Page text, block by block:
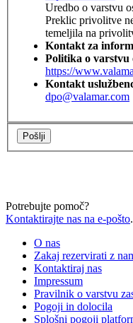
Uredbo o varstvu
Preklic privolitve
temeljila na
Kontakt za
Politika o varstvu
https://
Kontakt
dpo@valamar.com
Pošlji
Potrebujte pomoč?
Kontaktirajte nas na e-pošto.
O nas
Zakaj rezervirati z
Kontaktiraj nas
Impressum
Pravilnik o varstvu
Pogoji in dolocila
Splošni pogoji